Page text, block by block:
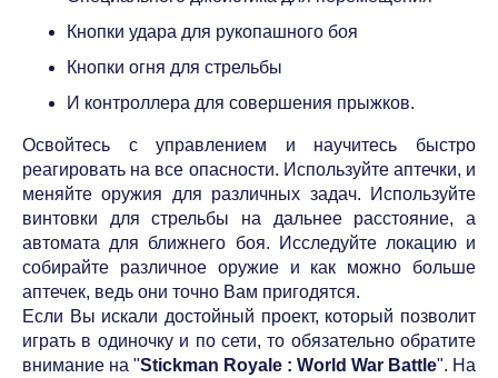
Кнопки удара для рукопашного боя
Кнопки огня для стрельбы
И контроллера для совершения прыжков.
Освойтесь с управлением и научитесь быстро
реагировать на все опасности. Используйте аптечки, и
меняйте оружия для различных задач. Используйте
винтовки для стрельбы на дальнее расстояние, а
автомата для ближнего боя. Исследуйте локацию и
собирайте различное оружие и как можно больше
аптечек, ведь они точно Вам пригодятся.
Если Вы искали достойный проект, который позволит
играть в одиночку и по сети, то обязательно обратите
внимание на "Stickman Royale : World War Battle". На